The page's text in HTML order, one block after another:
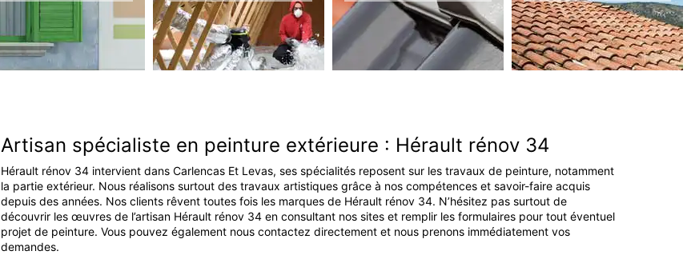
Artisan spécialiste en peinture extérieure : Hérault rénov 34
Hérault rénov 34 intervient dans Carlencas Et Levas, ses spécialités reposent sur les travaux de peinture, notamment
la partie extérieur. Nous réalisons surtout des travaux artistiques grâce à nos compétences et savoir-faire acquis
depuis des années. Nos clients rêvent toutes fois les marques de Hérault rénov 34. N’hésitez pas surtout de
découvrir les œuvres de l’artisan Hérault rénov 34 en consultant nos sites et remplir les formulaires pour tout éventuel
projet de peinture. Vous pouvez également nous contactez directement et nous prenons immédiatement vos
demandes.